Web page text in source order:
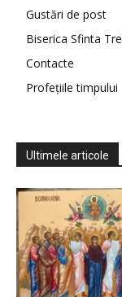
Gustări de post
Biserica Sfinta
Contacte
Profețiile timpului
Ultimele articole